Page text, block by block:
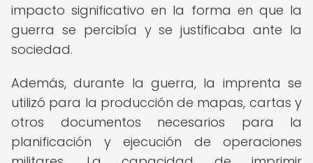
impacto significativo en la forma en que la
guerra se percibía y se justificaba ante la
sociedad.
Además, durante la guerra, la imprenta se
utilizó para la producción de mapas, cartas y
otros documentos necesarios para la
planificación y ejecución de operaciones